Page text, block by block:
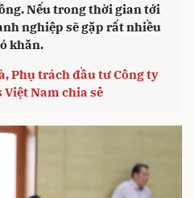
Nếu trong thời gian tới
nghiệp sẽ gặp rất nhiều
khăn.
Phụ trách đầu tư Công ty
Nam chia sẻ